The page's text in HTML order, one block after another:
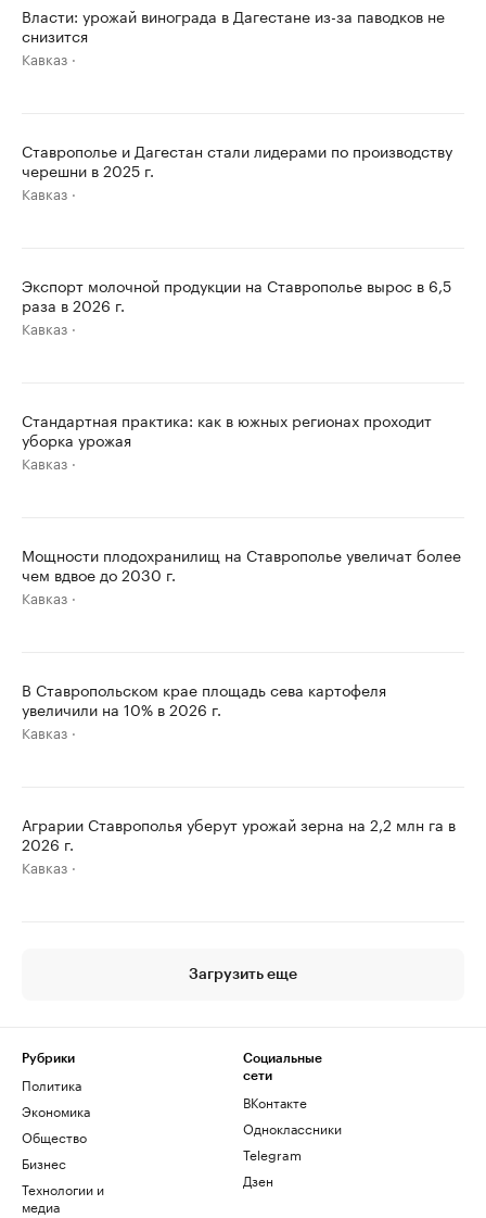
Власти: урожай винограда в Дагестане из-за паводков не
снизится
Кавказ
Ставрополье и Дагестан стали лидерами по производству
черешни в 2025 г.
Кавказ
Экспорт молочной продукции на Ставрополье вырос в 6,5
раза в 2026 г.
Кавказ
Стандартная практика: как в южных регионах проходит
уборка урожая
Кавказ
Мощности плодохранилищ на Ставрополье увеличат более
чем вдвое до 2030 г.
Кавказ
В Ставропольском крае площадь сева картофеля
увеличили на 10% в 2026 г.
Кавказ
Аграрии Ставрополья уберут урожай зерна на 2,2 млн га в
2026 г.
Кавказ
Загрузить еще
Рубрики
Политика
Экономика
Общество
Бизнес
Технологии и
медиа
Социальные
сети
ВКонтакте
Одноклассники
Telegram
Дзен